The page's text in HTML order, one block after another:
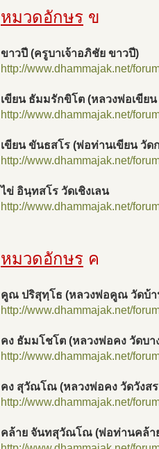
หมวดอักษร ข
ขาวปี (ครูบาเจ้าอภิชัย ขาวปี)
http://www.dhammajak.net/
เขียน ธัมมรักขิโต (หลวงพ่อเขีย
http://www.dhammajak.net/
เขียน ขันธสโร (พ่อท่านเขียน วัด
http://www.dhammajak.net/
ไข่ อินฺทสโร วัดเชิงเลน
http://www.dhammajak.net/
หมวดอักษร ค
คูณ ปริสุทฺโธ (หลวงพ่อคูณ วัดบ้า
http://www.dhammajak.net/
คง ธัมมโชโต (หลวงพ่อคง วัดบา
http://www.dhammajak.net/
คง สุวัณโณ (หลวงพ่อคง วัดวังส
http://www.dhammajak.net/
คล้าย จันทสุวัณโณ (พ่อท่านคล้า